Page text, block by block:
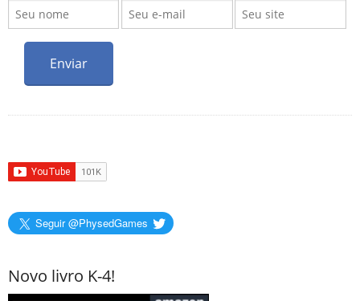
Seguir @PhysedGames
Novo livro K-4!